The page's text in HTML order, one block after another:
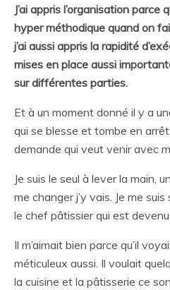
J’ai appris l’organisation parce
hyper méthodique quand on
j’ai aussi appris la rapidité
mises en place aussi
sur différentes parties.
Et à un moment donné il y a
qui se blesse et tombe en
demande qui veut venir avec
Je suis le seul à lever la main,
me changer j’y vais. Je me
le chef pâtissier qui est
Il m’aimait bien parce qu’il
méticuleux aussi. Il voulait
la cuisine et la pâtisserie ce